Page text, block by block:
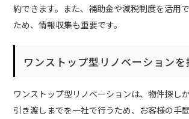
約できます。また、補助金や減税制度を活用
ため、情報収集も重要です。
ワンストップ型リノベーションを
ワンストップ型リノベーションは、物件探し
引き渡しまでを一社で行うため、お客様の手